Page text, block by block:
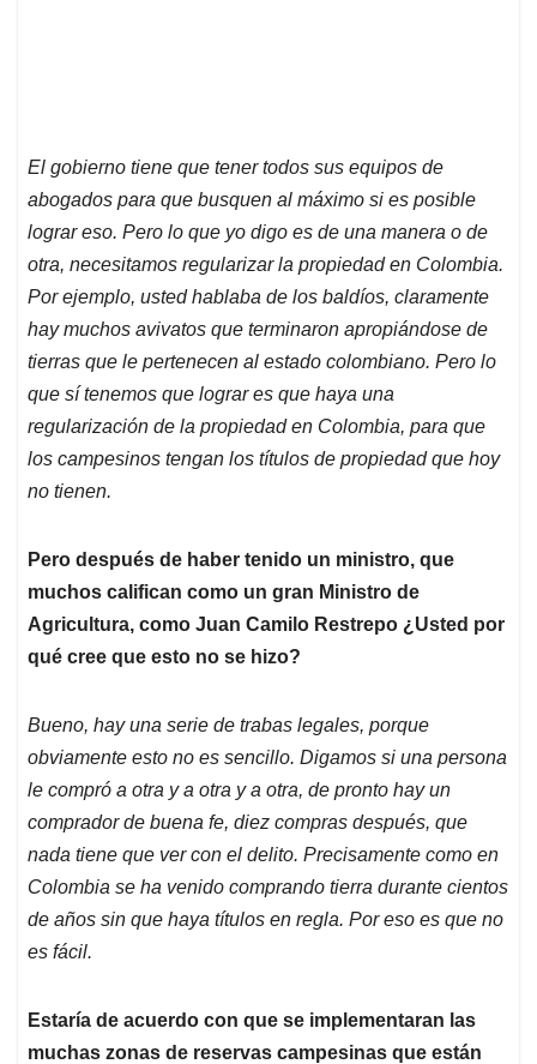
El gobierno tiene que tener todos sus equipos de
abogados para que busquen al máximo si es posible
lograr eso. Pero lo que yo digo es de una manera o de
otra, necesitamos regularizar la propiedad en Colombia.
Por ejemplo, usted hablaba de los baldíos, claramente
hay muchos avivatos que terminaron apropiándose de
tierras que le pertenecen al estado colombiano. Pero lo
que sí tenemos que lograr es que haya una
regularización de la propiedad en Colombia, para que
los campesinos tengan los títulos de propiedad que hoy
no tienen.
Pero después de haber tenido un ministro, que
muchos califican como un gran Ministro de
Agricultura, como Juan Camilo Restrepo ¿Usted por
qué cree que esto no se hizo?
Bueno, hay una serie de trabas legales, porque
obviamente esto no es sencillo. Digamos si una persona
le compró a otra y a otra y a otra, de pronto hay un
comprador de buena fe, diez compras después, que
nada tiene que ver con el delito. Precisamente como en
Colombia se ha venido comprando tierra durante cientos
de años sin que haya títulos en regla. Por eso es que no
es fácil.
Estaría de acuerdo con que se implementaran las
muchas zonas de reservas campesinas que están